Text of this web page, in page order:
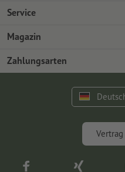
Über Onlineprinters
Presse
Umweltschutz
Service
Zahlungsarten
Versand
Magazin
Design
Zahlungsarten